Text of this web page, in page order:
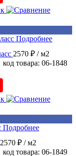
Подробнее
2570 ₽ / м2
код товара: 06-1848
Подробнее
2570 ₽ / м2
код товара: 06-1849